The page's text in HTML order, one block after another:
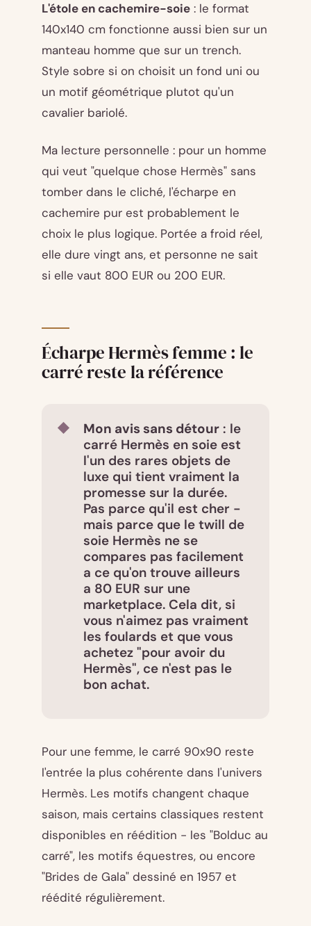
L'étole en cachemire-soie : le format
140x140 cm fonctionne aussi bien sur un
manteau homme que sur un trench.
Style sobre si on choisit un fond uni ou
un motif géométrique plutot qu'un
cavalier bariolé.
Ma lecture personnelle : pour un homme
qui veut "quelque chose Hermès" sans
tomber dans le cliché, l'écharpe en
cachemire pur est probablement le
choix le plus logique. Portée a froid réel,
elle dure vingt ans, et personne ne sait
si elle vaut 800 EUR ou 200 EUR.
Écharpe Hermès femme : le
carré reste la référence
Mon avis sans détour : le
carré Hermès en soie est
l'un des rares objets de
luxe qui tient vraiment la
promesse sur la durée.
Pas parce qu'il est cher -
mais parce que le twill de
soie Hermès ne se
compares pas facilement
a ce qu'on trouve ailleurs
a 80 EUR sur une
marketplace. Cela dit, si
vous n'aimez pas vraiment
les foulards et que vous
achetez "pour avoir du
Hermès", ce n'est pas le
bon achat.
Pour une femme, le carré 90x90 reste
l'entrée la plus cohérente dans l'univers
Hermès. Les motifs changent chaque
saison, mais certains classiques restent
disponibles en réédition - les "Bolduc au
carré", les motifs équestres, ou encore
"Brides de Gala" dessiné en 1957 et
réédité régulièrement.